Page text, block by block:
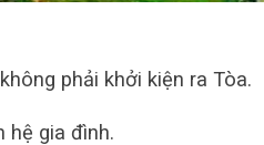
phải khởi kiện ra Tòa.
hệ gia đình.